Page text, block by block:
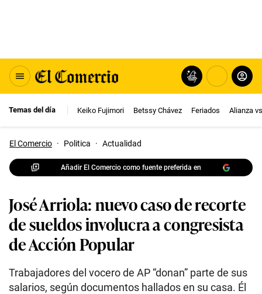
Temas del día Keiko Fujimori Betssy Chávez Feriados Alianza
El Comercio · Politica · Actualidad
Añadir El Comercio como fuente preferida en
José Arriola: nuevo caso de recorte
de sueldos involucra a congresista
de Acción Popular
Trabajadores del vocero de AP “donan” parte de sus
salarios, según documentos hallados en su casa. Él